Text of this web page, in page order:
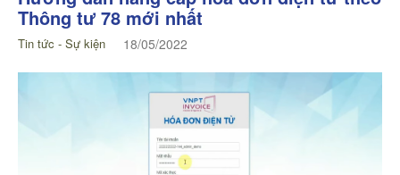
Thông tư 78 mới nhất
Tin tức - Sự kiện 18/05/2022